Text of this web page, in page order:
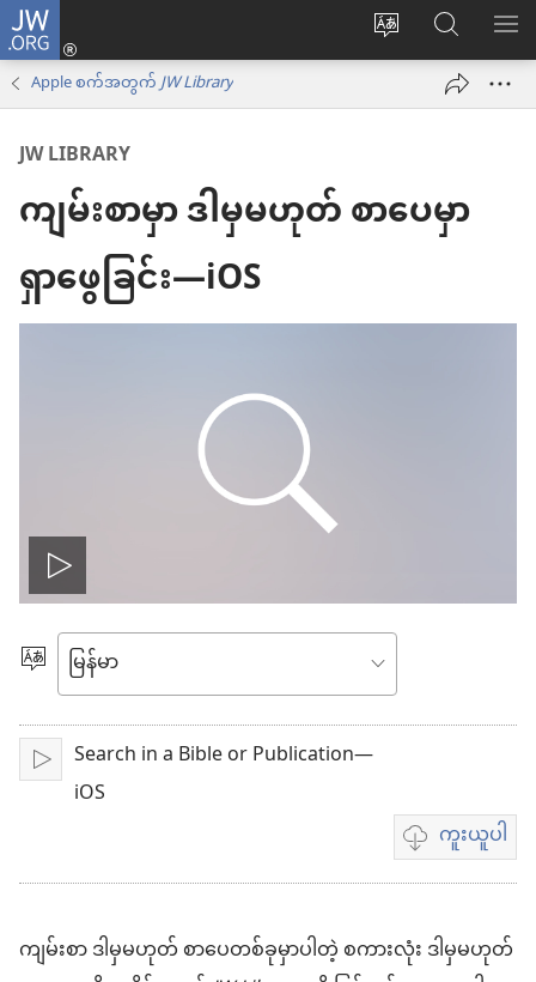
JW.ORG
ဝ
ဘာသာစကား
ပါ
Log
in
င့်
တယ်)
JW.ORG
ရှာ
Apple စက်အတွက်JW Library
JW LIBRARY
ကျမ်းစာမှာ ဒါမှမဟုတ် စာပေမှာ
ရှာဖွေခြင်း—iOS
ဗီ
ဒီ
ယို
ဖွ
ဘာသာစကား
ရွေးချယ်
ပါ
ဖွင့် Search in a Bible or Publication—
iOS
ကူးယူပါ
ဗီဒီယို
ကူး
ယူ
ရာ
ကျမ်းစာ ဒါမှမဟုတ် စာပေတစ်ခုမှာပါတဲ့ စကားလုံး ဒါမှမဟုတ်